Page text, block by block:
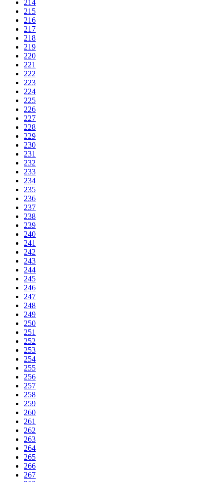
214
215
216
217
218
219
220
221
222
223
224
225
226
227
228
229
230
231
232
233
234
235
236
237
238
239
240
241
242
243
244
245
246
247
248
249
250
251
252
253
254
255
256
257
258
259
260
261
262
263
264
265
266
267